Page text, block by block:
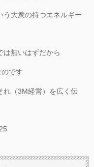
う大衆の持つエネルギー
は無いはずだから
です
れ（3M経営）を広く伝